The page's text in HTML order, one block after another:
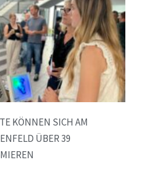
KÖNNEN SICH AM
ÜBER 39